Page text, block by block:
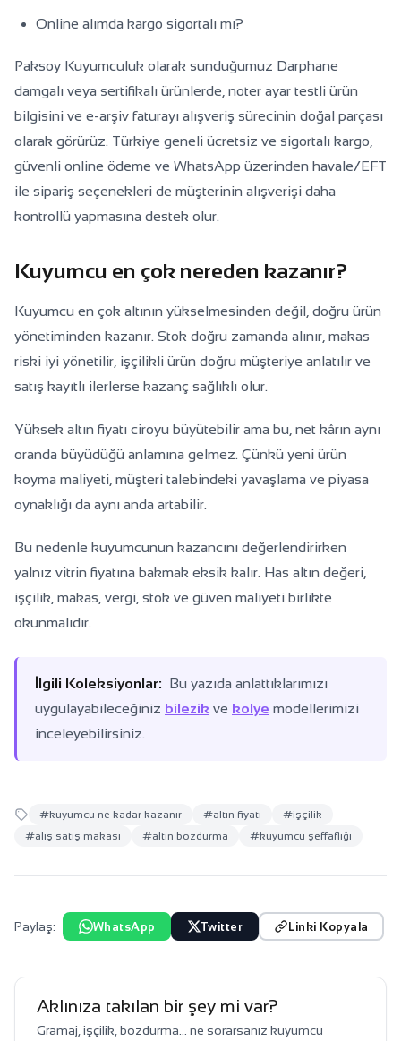
Online alımda kargo sigortalı mı?
Paksoy Kuyumculuk olarak sunduğumuz Darphane
damgalı veya sertifikalı ürünlerde, noter ayar testli ürün
bilgisini ve e-arşiv faturayı alışveriş sürecinin doğal parçası
olarak görürüz. Türkiye geneli ücretsiz ve sigortalı kargo,
güvenli online ödeme ve WhatsApp üzerinden havale/EFT
ile sipariş seçenekleri de müşterinin alışverişi daha
kontrollü yapmasına destek olur.
Kuyumcu en çok nereden kazanır?
Kuyumcu en çok altının yükselmesinden değil, doğru ürün
yönetiminden kazanır. Stok doğru zamanda alınır, makas
riski iyi yönetilir, işçilikli ürün doğru müşteriye anlatılır ve
satış kayıtlı ilerlerse kazanç sağlıklı olur.
Yüksek altın fiyatı ciroyu büyütebilir ama bu, net kârın aynı
oranda büyüdüğü anlamına gelmez. Çünkü yeni ürün
koyma maliyeti, müşteri talebindeki yavaşlama ve piyasa
oynaklığı da aynı anda artabilir.
Bu nedenle kuyumcunun kazancını değerlendirirken
yalnız vitrin fiyatına bakmak eksik kalır. Has altın değeri,
işçilik, makas, vergi, stok ve güven maliyeti birlikte
okunmalıdır.
İlgili Koleksiyonlar: Bu yazıda anlattıklarımızı
uygulayabileceğiniz bilezik ve kolye modellerimizi
inceleyebilirsiniz.
#kuyumcu ne kadar kazanır #altın fiyatı
#işçilik
#alış satış makası
#altın bozdurma #kuyumcu şeffaflığı
Paylaş: WhatsApp Twitter Linki Kopyala
Aklınıza takılan bir şey mi var?
Gramaj, işçilik, bozdurma… ne sorarsanız kuyumcu